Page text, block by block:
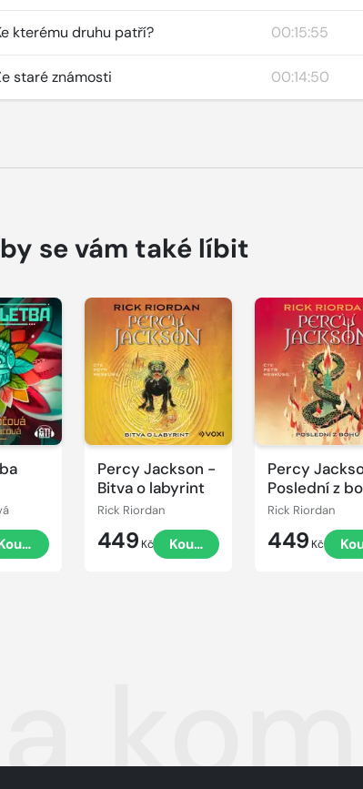
kterému druhu patří? 00:15:55
staré známosti 00:14:50
se vám také líbit
Percy Jackson -
Bitva o labyrint
Rick Riordan
449 Kč Koupit
Přehrát
ukázku
Percy
Poslední z
Rick Riordan
449 Kč
Přehrát
ukázku